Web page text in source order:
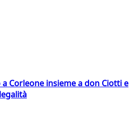
Corleone insieme a don Ciotti e